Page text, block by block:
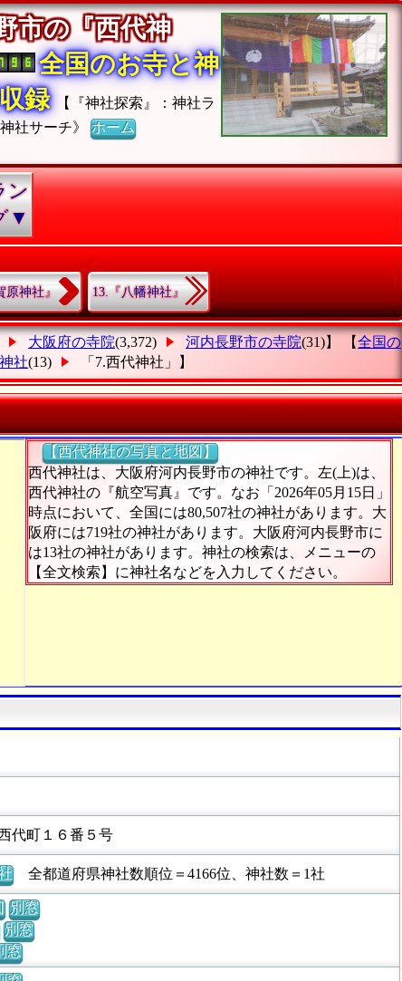
市の『西代神
全国のお寺と神
録
【『神社探索』：神社ラ
社サーチ》ホーム
ン
▼
原神社』 13.『八幡神社』
大阪府の寺院(3,372) 河内長野市の寺院(31)】 【全国の
社(13) 「7.西代神社」 】
【西代神社の写真と地図】
西代神社は、大阪府河内長野市の神社です。左(上)は、
西代神社の『航空写真』です。なお「2026年05月15日」
時点において、全国には80,507社の神社があります。大
阪府には719社の神社があります。大阪府河内長野市に
は13社の神社があります。神社の検索は、メニューの
【全文検索】に神社名などを入力してください。
代町１６番５号
全都道府県神社数順位＝4166位、神社数＝1社
別窓
別窓
窓